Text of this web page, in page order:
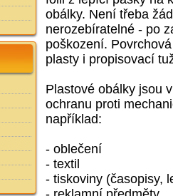
obálky. Není třeba
nerozebíratelné - po
poškození.
plasty i propisovací
Plastové obálky jsou
ochranu proti
například:
- oblečení
- textil
- tiskoviny (časopisy,